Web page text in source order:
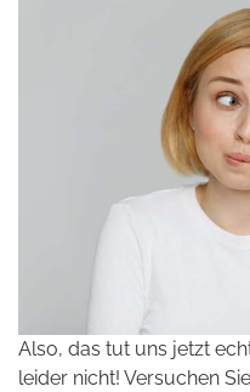
Also, das tut uns jetzt
leider nicht! Versuchen